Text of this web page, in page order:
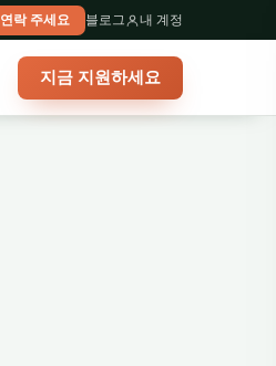
연락 주세요 블로그 내 계정
지금 지원하세요